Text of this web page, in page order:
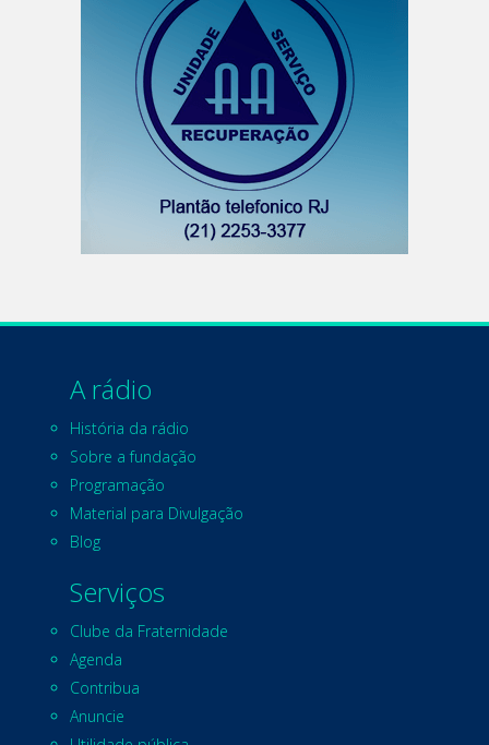
A rádio
História da rádio
Sobre a fundação
Programação
Material para Divulgação
Blog
Serviços
Clube da Fraternidade
Agenda
Contribua
Anuncie